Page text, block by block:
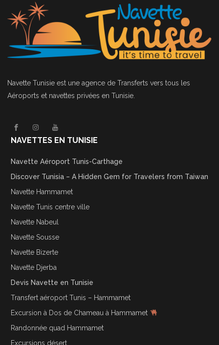
Navette Tunisie est une agence de Transferts vers tous les
Aéroports et navettes privées en Tunisie.
NAVETTES EN TUNISIE
Navette Aéroport Tunis-Carthage
Discover Tunisia – A Hidden Gem for Travelers from Taiwan
Navette Hammamet
Navette Tunis centre ville
Navette Nabeul
Navette Sousse
Navette Bizerte
Navette Djerba
Devis Navette en Tunisie
Transfert aéroport Tunis – Hammamet
Excursion à Dos de Chameau à Hammamet
Randonnée quad Hammamet
Excursions désert